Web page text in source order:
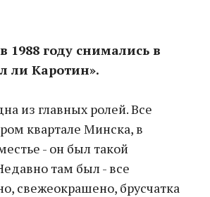
1988 году снимались в
ли Каротин».
из главных ролей. Все
квартале Минска, в
- он был такой
там был - все
свежеокрашено, брусчатка